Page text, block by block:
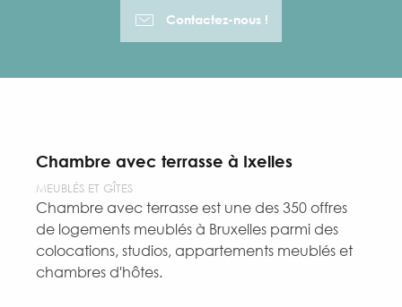
Contactez-nous !
Chambre avec terrasse à Ixelles
MEUBLÉS ET GÎTES
Chambre avec terrasse est une des 350 offres
de logements meublés à Bruxelles parmi des
colocations, studios, appartements meublés et
chambres d'hôtes.